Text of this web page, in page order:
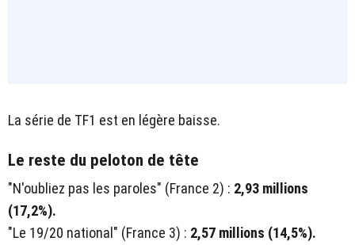
La série de TF1 est en légère baisse.
Le reste du peloton de tête
"N'oubliez pas les paroles" (France 2) : 2,93 millions
(17,2%).
"Le 19/20 national" (France 3) : 2,57 millions (14,5%).